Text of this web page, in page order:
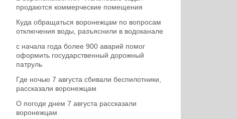
продаются коммерческие помещения
Куда обращаться воронежцам по вопросам
отключения воды, разъяснили в водоканале
с начала года более 900 аварий помог
оформить государственный дорожный
патруль
Где ночью 7 августа сбивали беспилотники,
рассказали воронежцам
О погоде днем 7 августа рассказали
воронежцам